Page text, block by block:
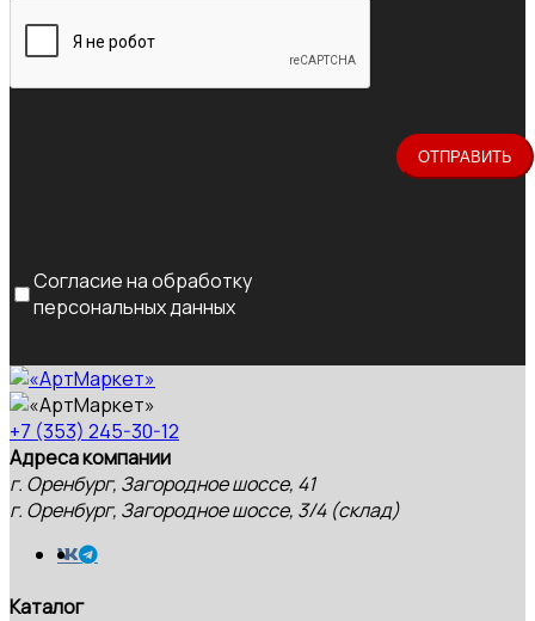
Согласие на обработку
персональных данных
+7 (353) 245-30-12
Адреса компании
г. Оренбург, Загородное шоссе, 41
г. Оренбург, Загородное шоссе, 3/4 (склад)
Каталог